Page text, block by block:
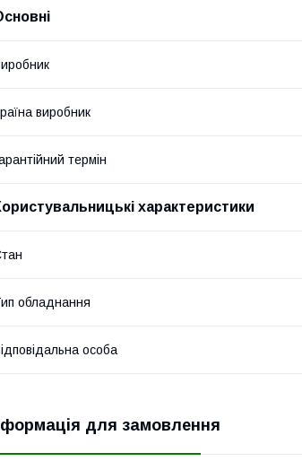
виробник
термін
характеристики
обладнання
особа
для замовлення